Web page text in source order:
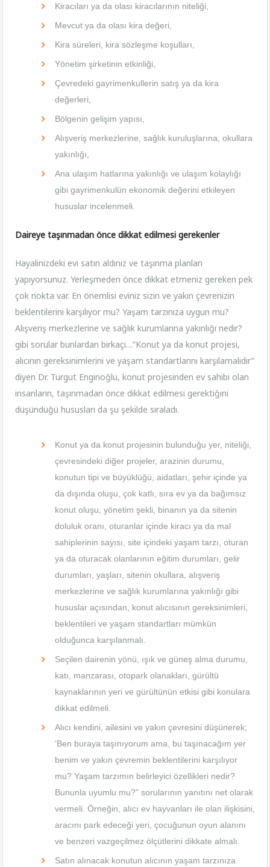
Kiracıları ya da olası kiracılarının niteliği,
Mevcut ya da olası kira değeri,
Kira süreleri, kira sözleşme koşulları,
Yönetim şirketinin etkinliği,
Çevredeki gayrimenkullerin satış ya da kira
değerleri,
Bölgenin gelişim yapısı,
Alışveriş merkezlerine, sağlık kuruluşlarına, okullara
yakınlığı,
Ana ulaşım hatlarına yakınlığı ve ulaşım kolaylığı
gibi gayrimenkulün ekonomik değerini etkileyen
hususlar incelenmeli.
Daireye taşınmadan önce dikkat edilmesi gerekenler
Hayalinizdeki evi satın aldınız ve taşınma planları
yapıyorsunuz. Yerleşmeden önce dikkat etmeniz gereken pek
çok nokta var. En önemlisi eviniz sizin ve yakın çevrenizin
beklentilerini karşılıyor mu? Yaşam tarzınıza uygun mu?
Alışveriş merkezlerine ve sağlık kurumlarına yakınlığı nedir?
gibi sorular bunlardan birkaçı…”Konut ya da konut projesi,
alıcının gereksinimlerini ve yaşam standartlarını karşılamalıdır”
diyen Dr. Turgut Enginoğlu, konut projesinden ev sahibi olan
insanların, taşınmadan önce dikkat edilmesi gerektiğini
düşündüğü hususları da şu şekilde sıraladı.
Konut ya da konut projesinin bulunduğu yer, niteliği,
çevresindeki diğer projeler, arazinin durumu,
konutun tipi ve büyüklüğü, aidatları, şehir içinde ya
da dışında oluşu, çok katlı, sıra ev ya da bağımsız
konut oluşu, yönetim şekli, binanın ya da sitenin
doluluk oranı, oturanlar içinde kiracı ya da mal
sahiplerinin sayısı, site içindeki yaşam tarzı, oturan
ya da oturacak olanlarının eğitim durumları, gelir
durumları, yaşları, sitenin okullara, alışveriş
merkezlerine ve sağlık kurumlarına yakınlığı gibi
hususlar açısından, konut alıcısının gereksinimleri,
beklentileri ve yaşam standartları mümkün
olduğunca karşılanmalı.
Seçilen dairenin yönü, ışık ve güneş alma durumu,
katı, manzarası, otopark olanakları, gürültü
kaynaklarının yeri ve gürültünün etkisi gibi konulara
dikkat edilmeli.
Alıcı kendini, ailesini ve yakın çevresini düşünerek;
‘Ben buraya taşınıyorum ama, bu taşınacağım yer
benim ve yakın çevremin beklentilerini karşılıyor
mu? Yaşam tarzımın belirleyici özellikleri nedir?
Bununla uyumlu mu?” sorularının yanıtını net olarak
vermeli. Örneğin, alıcı ev hayvanları ile olan ilişkisini,
aracını park edeceği yeri, çocuğunun oyun alanını
ve benzeri vazgeçilmez ölçütlerini dikkate almalı.
Satın alınacak konutun alıcının yaşam tarzınıza